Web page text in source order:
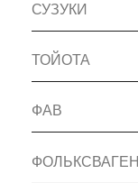
СУЗУКИ
ТОЙОТА
ФАВ
ФОЛЬКСВАГЕН